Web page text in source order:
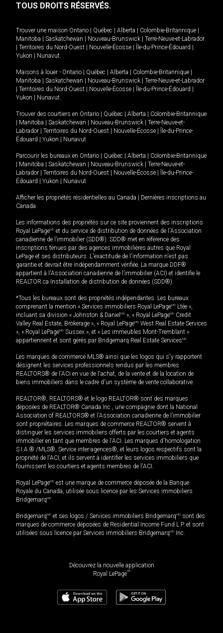
TOUS DROITS RÉSERVÉS.
Trouver une maison Ontario | Québec | Alberta | Colombie-Britannique |
Manitoba | Saskatchewan | Nouveau-Brunswick | Terre-Neuve-et-Labrador
| Territoires du Nord-Ouest | Nouvelle-Écosse | Île-du-Prince-Édouard |
Yukon | Nunavut
Maisons à louer - Ontario | Québec | Alberta | Colombie-Britannique |
Manitoba | Saskatchewan | Nouveau-Brunswick | Terre-Neuve-et-Labrador
| Territoires du Nord-Ouest | Nouvelle-Écosse | Île-du-Prince-Édouard |
Yukon | Nunavut
Trouver des courtiers en Ontario | Québec | Alberta | Colombie-Britannique
| Manitoba | Saskatchewan | Nouveau-Brunswick | Terre-Neuve-et-
Labrador | Territoires du Nord-Ouest | Nouvelle-Écosse | Île-du-Prince-
Édouard | Yukon | Nunavut
Parcourir les bureaux en Ontario | Québec | Alberta | Colombie-Britannique
| Manitoba | Saskatchewan | Nouveau-Brunswick | Terre-Neuve-et-
Labrador | Territoires du Nord-Ouest | Nouvelle-Écosse | Île-du-Prince-
Édouard | Yukon | Nunavut
Afficher les propriétés résidentielles au Canada | Dernières inscriptions au
Canada
Les informations des propriétés sur ce site proviennent des inscriptions
Royal LePageMD et du service de distribution de données de l'Association
canadienne de l’immobilier (SDD®). SDD® met en référence des
inscriptions tenues par des agences immobilières autres que Royal
LePage et ses distributeurs. L'exactitude de l'information n'est pas
garantie et devrait être indépendamment vérifiée. La marque DDF®
appartient à l'Association canadienne de l’immobilier (ACI) et identifie le
REALTOR.ca Installation de distribution de données (SDD®).
*Tous les bureaux sont des propriétés indépendantes. Les bureaux
comprenant la mention « Services immobiliers Royal LePageMD Ltée »,
incluant sa division « Johnston & Daniel MD », « Royal LePageMD Credit
Valley Real Estate, Brokerage », « Royal LePageMD West Real Estate Services
», « Royal LePageMD Sussex », et « Les immeubles Mont-Tremblant »
appartiennent et sont gérés par Bridgemarq Real Estate ServicesMD
Les marques de commerce MLS® ainsi que les logos qui s'y rapportent
désignent les services professionnels rendus par les membres
REALTORS® de l'ACI en vue de l'achat, de la vente et de la location de
biens immobiliers dans le cadre d'un système de vente collaborative.
REALTOR®, REALTORS® et le logo REALTOR® sont des marques
déposées de REALTOR® Canada Inc., une compagnie dont la National
Association of REALTORS® et l'Association canadienne de l’immobilier
sont propriétaires. Les marques de commerce REALTOR® servent à
distinguer les services immobiliers offerts par les courtiers et agents
immobilier en tant que membres de l'ACI. Les marques d'homologation
S.I.A.® /MLS®, Service inter-agences®, et leurs logos respectifs sont la
propriété de l'ACI, et ils servent à identifier les services immobiliers que
fournissent les courtiers et agents membres de l'ACI.
Royal LePageMD est une marque de commerce déposée de la Banque
Royale du Canada, utilisée sous licence par les Services immobiliers
BridgemarqMD
BridgemarqMD et ses logos / Services immobiliers BridgemarqMD sont des
marques de commerce déposées de Residential Income Fund L.P. et sont
utilisées sous licence par Services immobiliers BridgemarqMD Inc.
Découvrez la nouvelle application
Royal LePageMD